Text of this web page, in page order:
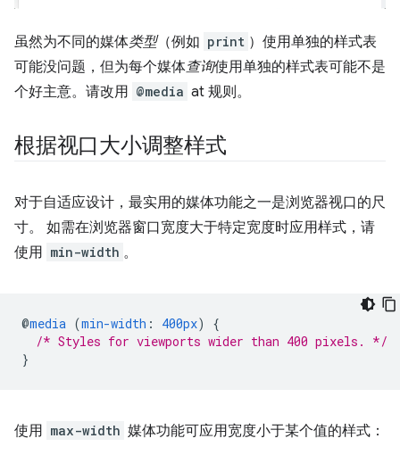
虽然为不同的媒体类型（例如 print ）使用单独的样式表
可能没问题，但为每个媒体查询使用单独的样式表可能不是
个好主意。请改用 @media at 规则。
根据视口大小调整样式
对于自适应设计，最实用的媒体功能之一是浏览器视口的尺
寸。 如需在浏览器窗口宽度大于特定宽度时应用样式，请
使用 min-width 。
@media (min-width : 400px)
{
/* Styles for viewports wider than 400 pixels. */
}
使用 max-width 媒体功能可应用宽度小于某个值的样式：